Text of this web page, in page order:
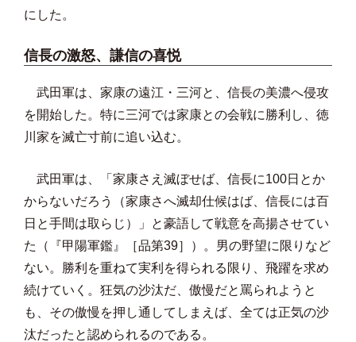
にした。
信長の激怒、謙信の喜悦
武田軍は、家康の遠江・三河と、信長の美濃へ侵攻
を開始した。特に三河では家康との会戦に勝利し、徳
川家を滅亡寸前に追い込む。
武田軍は、「家康さえ滅ぼせば、信長に100日とか
からないだろう（家康さへ滅却仕候はば、信長には百
日と手間は取らじ）」と豪語して戦意を高揚させてい
た（『甲陽軍鑑』［品第39］）。男の野望に限りなど
ない。勝利を重ねて実利を得られる限り、飛躍を求め
続けていく。狂気の沙汰だ、傲慢だと罵られようと
も、その傲慢を押し通してしまえば、全ては正気の沙
汰だったと認められるのである。